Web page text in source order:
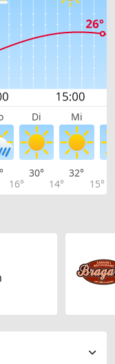
Di Mi
16°
30°
14°
32°
15°